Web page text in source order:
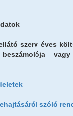
szerv éves
szóló